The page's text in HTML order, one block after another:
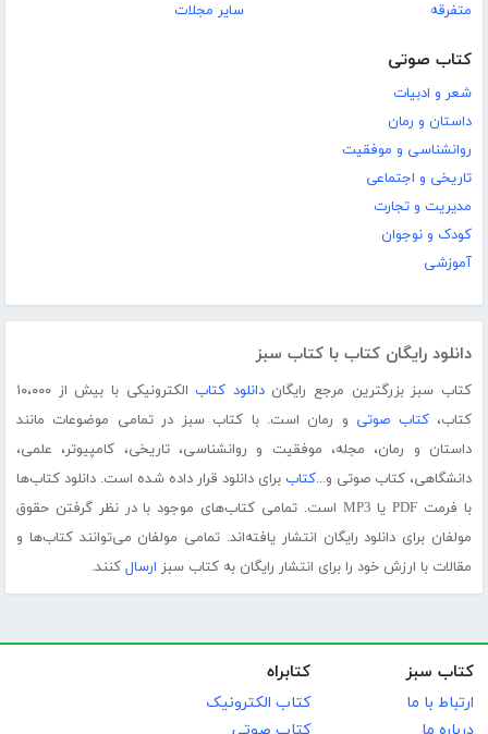
متفرقه
سایر مجلات
کتاب صوتی
شعر و ادبیات
داستان و رمان
روانشناسی و موفقیت
تاریخی و اجتماعی
مدیریت و تجارت
کودک و نوجوان
آموزشی
دانلود رایگان کتاب با کتاب سبز
کتاب سبز بزرگترین مرجع رایگاندانلود کتاب
الکترونیکی با بیش از ۱۰،۰۰۰
کتاب،کتاب صوتی و رمان است. با کتاب سبز در تمامی موضوعات مانند
داستان و رمان، مجله، موفقیت و روانشناسی، تاریخی، کامپیوتر، علمی،
دانشگاهی، کتاب صوتی و...کتاب برای دانلود قرار داده شده است. دانلود کتاب‌ها
با فرمت PDF یا MP3 است. تمامی کتاب‌های موجود با در نظر گرفتن حقوق
مولفان برای دانلود رایگان انتشار یافته‌اند. تمامی مولفان می‌توانند کتاب‌ها و
مقالات با ارزش خود را برای انتشار رایگان به کتاب سبز ارسال کنند.
کتاب سبز
ارتباط با ما
کتابراه
کتاب الکترونیک